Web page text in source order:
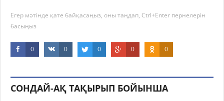
Егер мәтінде қате байқасаңыз, оны таңдап, Ctrl+Enter пернелерін
басыңыз
0 0 0 0 0
СОНДАЙ-АҚ ТАҚЫРЫП БОЙЫНША